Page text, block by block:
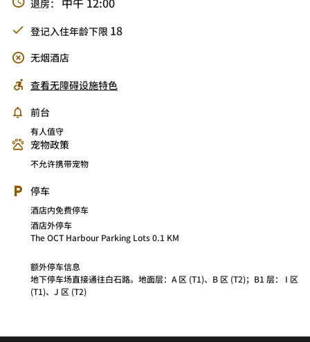
退房：
登记入住年龄下限 18
无烟酒店
查看无障碍设施特色
前台
有人值守
宠物政策
不允许携带宠物
停车
酒店内免费停车
酒店外停车
The OCT Harbour Parking Lots 0.1 KM
额外停车信息
地下停车场直接通往白石路。地面层：A 区 (T1)、B 区 (T2)；B1 层： I 区
(T1)、J 区 (T2)